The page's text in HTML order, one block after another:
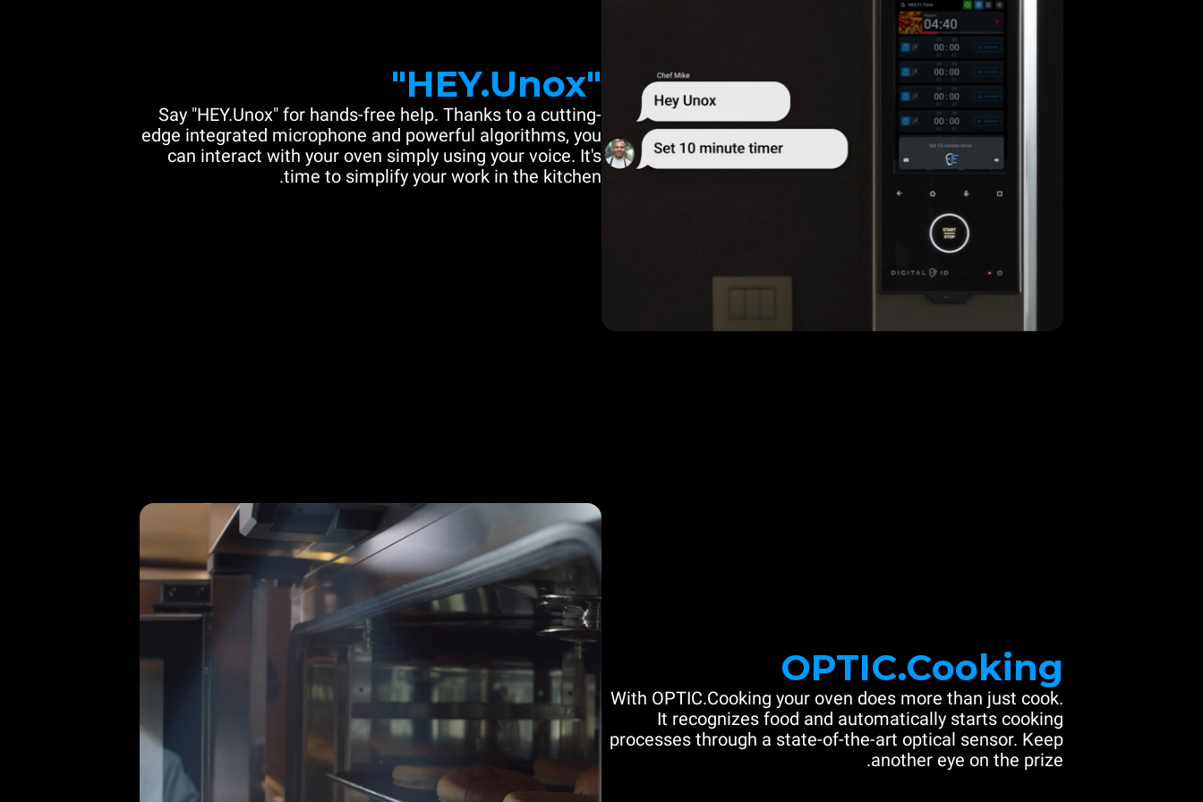
"HEY.Unox"
Say "HEY.Unox" for hands-free help. Thanks to a cutting-
edge integrated microphone and powerful algorithms, you
can interact with your oven simply using your voice. It's
time to simplify your work in the kitchen.
OPTIC.Cooking
With OPTIC.Cooking your oven does more than just cook.
It recognizes food and automatically starts cooking
processes through a state-of-the-art optical sensor. Keep
another eye on the prize.